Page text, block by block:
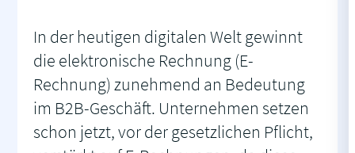
In der heutigen digitalen Welt gewinnt
die elektronische Rechnung (E-
Rechnung) zunehmend an Bedeutung
im B2B-Geschäft. Unternehmen setzen
schon jetzt, vor der gesetzlichen Pflicht,